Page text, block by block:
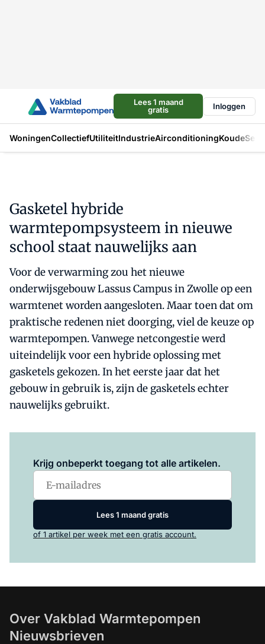
Lees 1 maand
gratis
Inloggen
WoningenCollectiefUtiliteitIndustrieAirconditioningKoude
Gasketel hybride
warmtepompsysteem in nieuwe
school staat nauwelijks aan
Voor de verwarming zou het nieuwe
onderwijsgebouw Lassus Campus in Zwolle op een
warmtenet worden aangesloten. Maar toen dat om
praktische redenen niet doorging, viel de keuze op
warmtepompen. Vanwege netcongestie werd
uiteindelijk voor een hybride oplossing met
gasketels gekozen. In het eerste jaar dat het
gebouw in gebruik is, zijn de gasketels echter
nauwelijks gebruikt.
Krijg onbeperkt toegang tot alle artikelen.
Lees 1 maand gratis
of 1 artikel per week met een gratis account.
Over Vakblad Warmtepompen
Nieuwsbrieven